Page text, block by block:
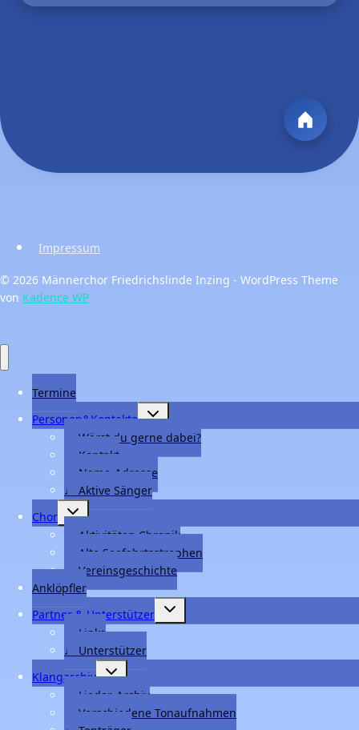
Impressum
© 2026 Männerchor Friedrichslinde Inzing - WordPress Theme
von Kadence WP
Termine
Personen&Kontakte
Untermenü
umschalten
♩ Wärst du gerne dabei?
♩ Kontakt
♩ Name-Adresse
♩ Aktive Sänger
Chor
Untermenü
umschalten
♩ Aktivitäten Chronik
♩ Alte Seefahrtsstrophen
♩ Vereinsgeschichte
Anklöpfler
Partner & Unterstützer
Untermenü
♩ Links
♩ Unterstützer
Klangarchiv
Untermenü
umschalten
♩ Lieder-Archiv
♩ Verschiedene Tonaufnahmen